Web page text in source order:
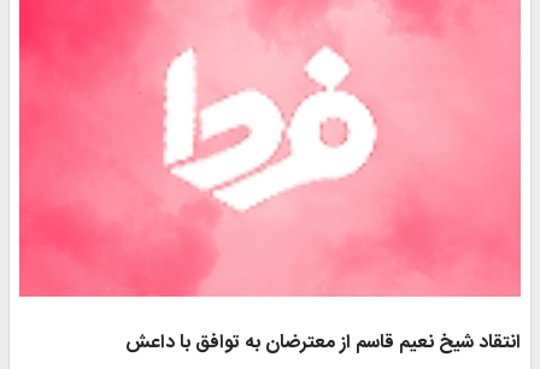
انتقاد شیخ نعیم قاسم از معترضان به توافق با داعش